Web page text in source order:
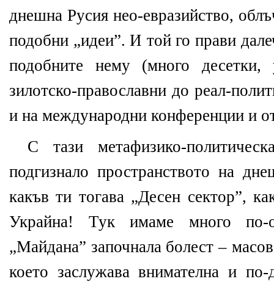
днешна Русия нео-евразийство,
подобни „идеи”. И той го прави
подобните нему (много
зилотско-православни до реал-
и на международни конференции и
С тази метафизико-
подгизнало пространството на
какъв ти тогава „Десен сектор”,
Украйна! Тук имаме много по-
„Майдана” започнала болест –
което заслужава внимателна и